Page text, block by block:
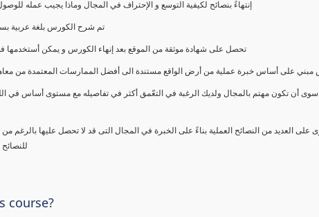
إنتهاءً بنصائح لكيفية التوسع و الإحتراف في المجال وماذا يجيب عمله
تم شرح الكورس بلغة عربية
تحصل على شهادة موثقة من الموقع بعد إنهاء الكورس و يمكن أستخدمها
على أساس خبرة عملية من أرض الواقع مستندة الى أفضل الممارسات المعتمدة من معاهد
أن تكون مهتم بالمجال ولديك الرغبة في التعّمق أكثر في تفاصيله مع مستوى أساس في
على العديد من النصائح العملية بناءً على الخبرة في المجال التى قد لا تحصل عليها بالرغم
course?